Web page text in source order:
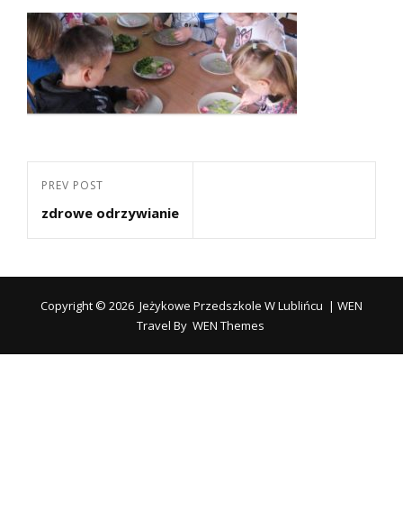
Nawigacja
wpisu
Previous
Post
PREV POST
zdrowe odrzywianie
Copyright © 2026 Jeżykowe Przedszkole W Lublińcu | WEN
Travel By WEN Themes